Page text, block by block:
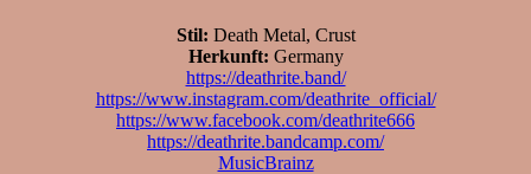
Stil: Death Metal, Crust
Herkunft: Germany
https://deathrite.band/
https://www.instagram.com/deathrite_official/
https://www.facebook.com/deathrite666
https://deathrite.bandcamp.com/
MusicBrainz